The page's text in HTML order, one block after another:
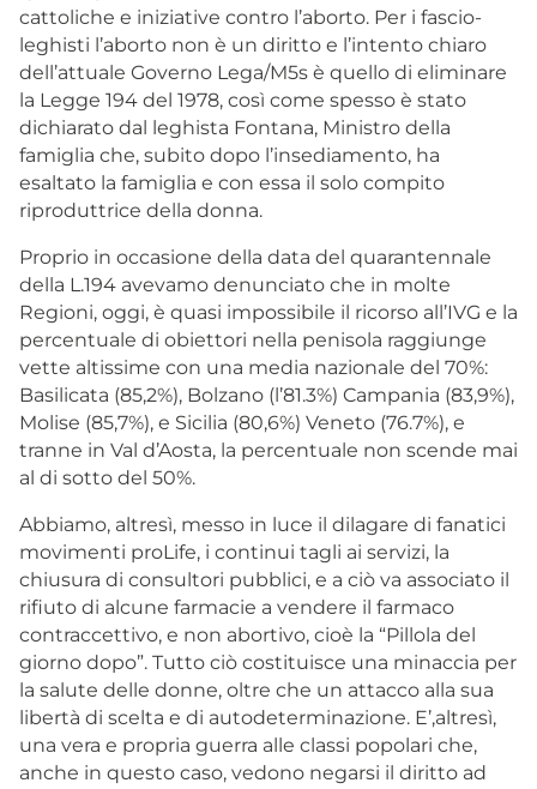
cattoliche e iniziative contro l’aborto. Per i fascio-
leghisti l’aborto non è un diritto e l’intento chiaro
dell’attuale Governo Lega/M5s è quello di eliminare
la Legge 194 del 1978, così come spesso è stato
dichiarato dal leghista Fontana, Ministro della
famiglia che, subito dopo l’insediamento, ha
esaltato la famiglia e con essa il solo compito
riproduttrice della donna.
Proprio in occasione della data del quarantennale
della L.194 avevamo denunciato che in molte
Regioni, oggi, è quasi impossibile il ricorso all’IVG e la
percentuale di obiettori nella penisola raggiunge
vette altissime con una media nazionale del 70%:
Basilicata (85,2%), Bolzano (l’81.3%) Campania (83,9%),
Molise (85,7%), e Sicilia (80,6%) Veneto (76.7%), e
tranne in Val d’Aosta, la percentuale non scende mai
al di sotto del 50%.
Abbiamo, altresì, messo in luce il dilagare di fanatici
movimenti proLife, i continui tagli ai servizi, la
chiusura di consultori pubblici, e a ciò va associato il
rifiuto di alcune farmacie a vendere il farmaco
contraccettivo, e non abortivo, cioè la “Pillola del
giorno dopo”. Tutto ciò costituisce una minaccia per
la salute delle donne, oltre che un attacco alla sua
libertà di scelta e di autodeterminazione. E’,altresì,
una vera e propria guerra alle classi popolari che,
anche in questo caso, vedono negarsi il diritto ad